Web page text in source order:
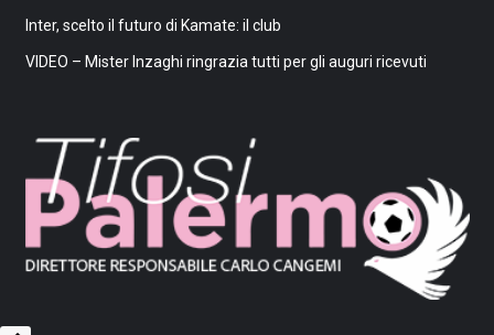
Inter, scelto il futuro di Kamate: il club
VIDEO – Mister Inzaghi ringrazia tutti per gli auguri ricevuti